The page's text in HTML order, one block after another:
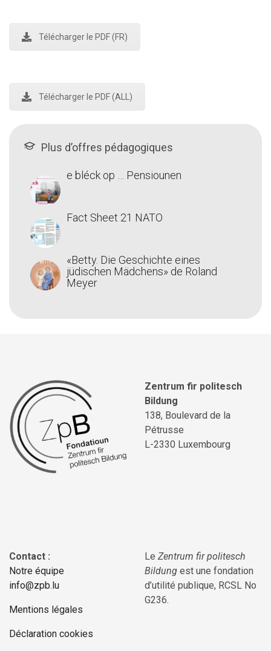
Télécharger le PDF (FR)
Télécharger le PDF (ALL)
Plus d’offres pédagogiques
e bléck op … Pensiounen
Fact Sheet 21 NATO
«Betty. Die Geschichte eines
jüdischen Mädchens» de Roland
Meyer
Zentrum fir politesch
Bildung
138, Boulevard de la
Pétrusse
L-2330 Luxembourg
Contact :
Notre équipe
info@zpb.lu
Mentions légales
Déclaration cookies
Le Zentrum fir politesch
Bildung est une fondation
d’utilité publique, RCSL No
G236.